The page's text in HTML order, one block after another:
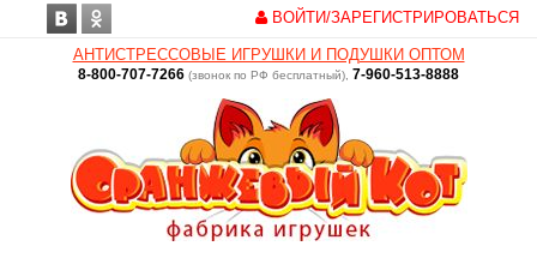
ВОЙТИ/ЗАРЕГИСТРИРОВАТЬСЯ
АНТИСТРЕССОВЫЕ ИГРУШКИ И ПОДУШКИ ОПТОМ
8-800-707-7266 (звонок по РФ бесплатный), 7-960-513-8888